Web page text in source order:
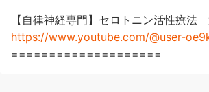
【自律神経専門】セロトニン活性療法
https://www.youtube.com/@user-
====================